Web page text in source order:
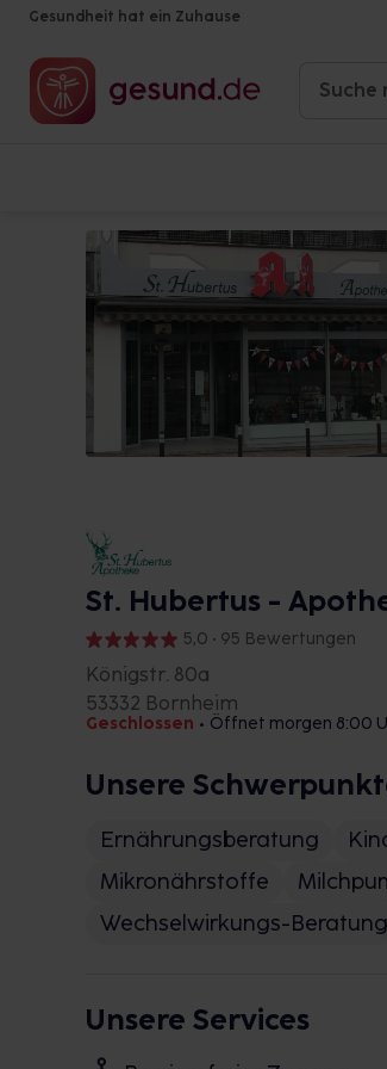
Gesundheit hat ein Zuhause
St. Hubertus -
5,0 • 95 Bewertungen
Königstr. 80a
53332 Bornheim
Geschlossen • Öffnet morgen 8:00
Unsere
Ernährungsberatung
Mikronährstoffe
Wechselwirkungs-Beratung
Unsere Services